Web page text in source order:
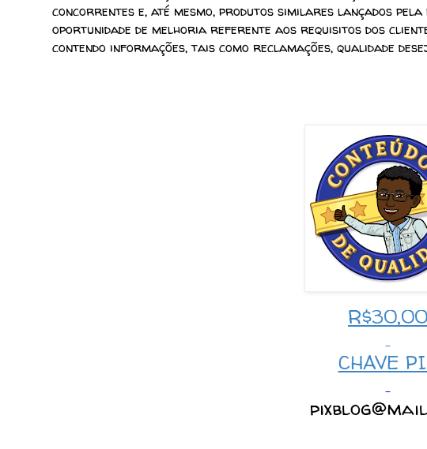
concorrentes e, até mesmo, produtos similares lançados
oportunidade de melhoria referente aos requisitos dos
contendo informações, tais como reclamações, qualidade
R$30,00
CHAVE